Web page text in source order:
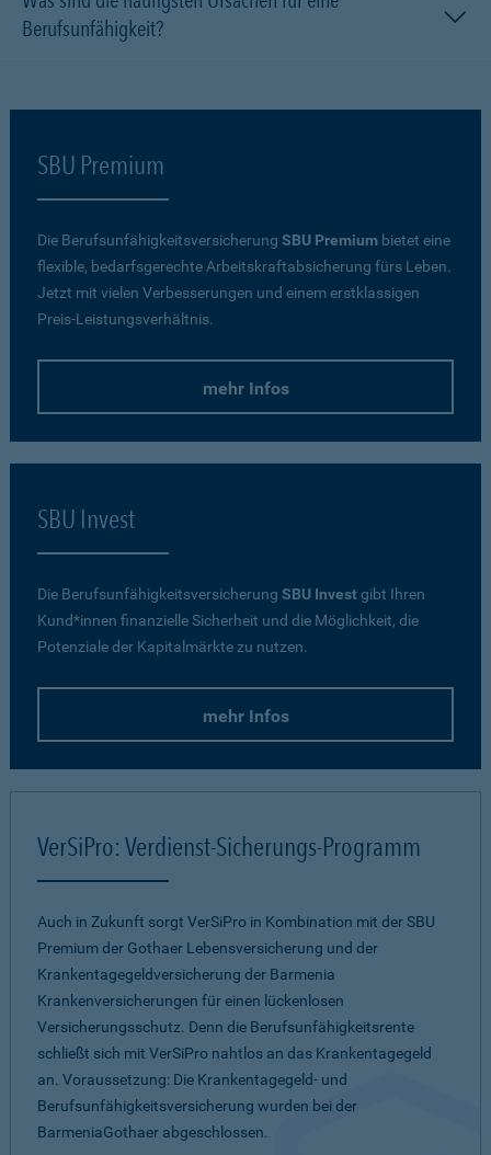
Berufsunfähigkeit?
SBU Premium
Die Berufsunfähigkeitsversicherung SBU Premium bietet eine
flexible, bedarfsgerechte Arbeitskraftabsicherung fürs Leben.
Jetzt mit vielen Verbesserungen und einem erstklassigen
Preis-Leistungsverhältnis.
mehr Infos
SBU Invest
Die Berufsunfähigkeitsversicherung SBU Investgibt Ihren
Kund*innen finanzielle Sicherheit und die Möglichkeit, die
Potenziale der Kapitalmärkte zu nutzen.
mehr Infos
VerSiPro: Verdienst-Sicherungs-Programm
Auch in Zukunft sorgt VerSiPro in Kombination mit der SBU
Premium der Gothaer Lebensversicherung und der
Krankentagegeldversicherung der Barmenia
Krankenversicherungen für einen lückenlosen
Versicherungsschutz. Denn die Berufsunfähigkeitsrente
schließt sich mit VerSiPro nahtlos an das Krankentagegeld
an. Voraussetzung: Die Krankentagegeld- und
Berufsunfähigkeitsversicherung wurden bei der
BarmeniaGothaer abgeschlossen.